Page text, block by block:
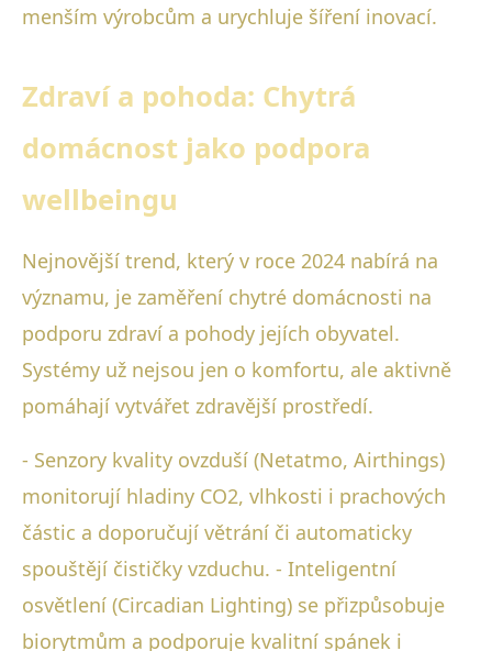
menším výrobcům a urychluje šíření inovací.
Zdraví a pohoda: Chytrá
domácnost jako podpora
wellbeingu
Nejnovější trend, který v roce 2024 nabírá na
významu, je zaměření chytré domácnosti na
podporu zdraví a pohody jejích obyvatel.
Systémy už nejsou jen o komfortu, ale aktivně
pomáhají vytvářet zdravější prostředí.
- Senzory kvality ovzduší (Netatmo, Airthings)
monitorují hladiny CO2, vlhkosti i prachových
částic a doporučují větrání či automaticky
spouštějí čističky vzduchu. - Inteligentní
osvětlení (Circadian Lighting) se přizpůsobuje
biorytmům a podporuje kvalitní spánek i